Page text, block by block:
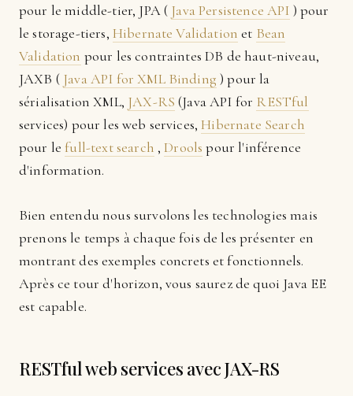
pour le middle-tier, JPA ( Java Persistence API ) pour
le storage-tiers, Hibernate Validation et Bean
Validation pour les contraintes DB de haut-niveau,
JAXB ( Java API for XML Binding ) pour la
sérialisation XML, JAX-RS (Java API for RESTful
services) pour les web services,Hibernate Search
pour le full-text search ,Drools pour l'inférence
d'information.
Bien entendu nous survolons les technologies mais
prenons le temps à chaque fois de les présenter en
montrant des exemples concrets et fonctionnels.
Après ce tour d'horizon, vous saurez de quoi Java EE
est capable.
RESTful web services avec JAX-RS